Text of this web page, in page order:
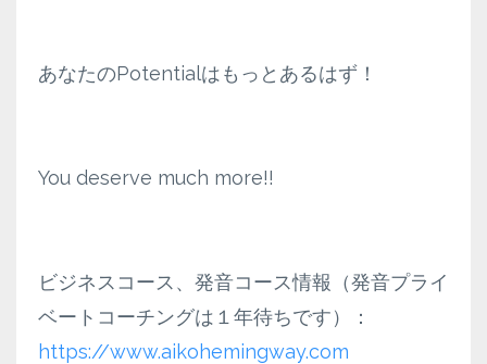
あなたのPotentialはもっとあるはず！
You deserve much more!!
ビジネスコース、発音コース情報（発音プライ
ベートコーチングは１年待ちです）：
https://www.aikohemingway.com